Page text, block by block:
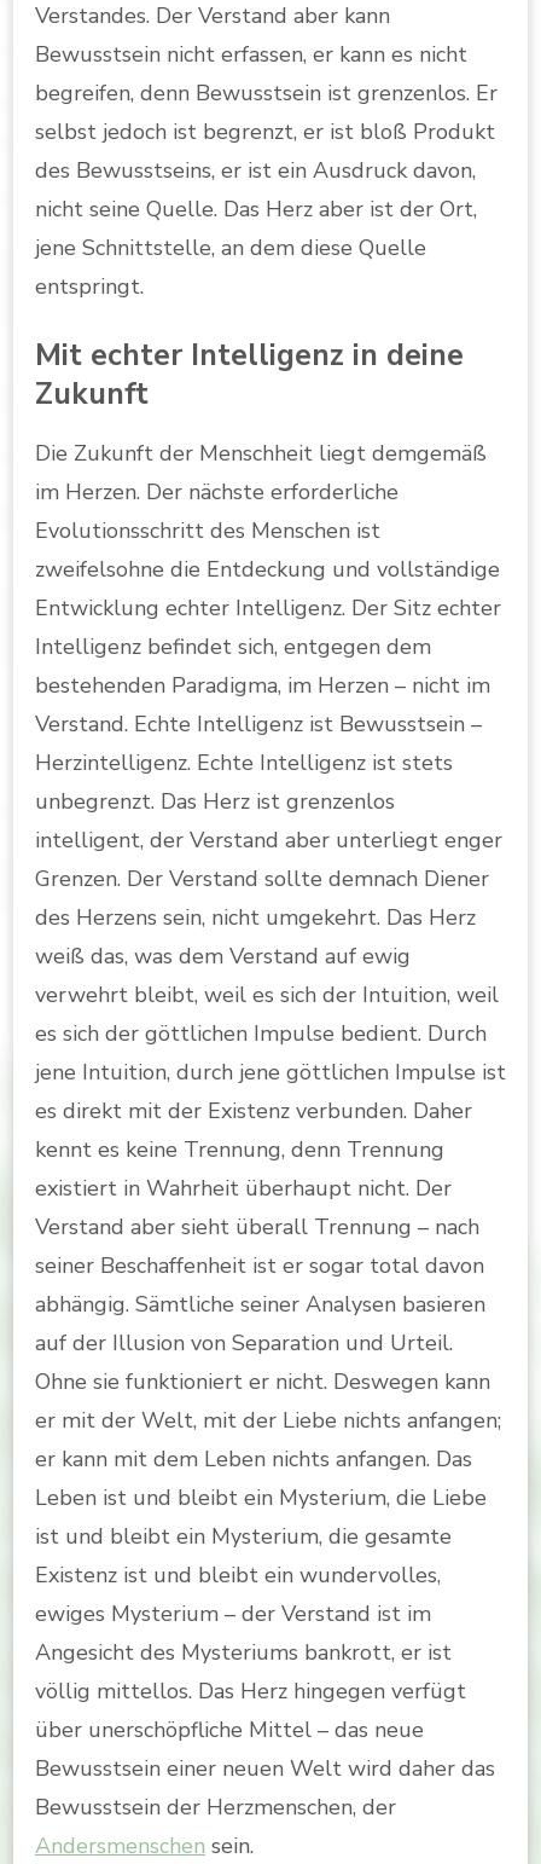
Verstandes. Der Verstand aber kann
Bewusstsein nicht erfassen, er kann es nicht
begreifen, denn Bewusstsein ist grenzenlos. Er
selbst jedoch ist begrenzt, er ist bloß Produkt
des Bewusstseins, er ist ein Ausdruck davon,
nicht seine Quelle. Das Herz aber ist der Ort,
jene Schnittstelle, an dem diese Quelle
entspringt.
Mit echter Intelligenz in deine
Zukunft
Die Zukunft der Menschheit liegt demgemäß
im Herzen. Der nächste erforderliche
Evolutionsschritt des Menschen ist
zweifelsohne die Entdeckung und vollständige
Entwicklung echter Intelligenz. Der Sitz echter
Intelligenz befindet sich, entgegen dem
bestehenden Paradigma, im Herzen – nicht im
Verstand. Echte Intelligenz ist Bewusstsein –
Herzintelligenz. Echte Intelligenz ist stets
unbegrenzt. Das Herz ist grenzenlos
intelligent, der Verstand aber unterliegt enger
Grenzen. Der Verstand sollte demnach Diener
des Herzens sein, nicht umgekehrt. Das Herz
weiß das, was dem Verstand auf ewig
verwehrt bleibt, weil es sich der Intuition, weil
es sich der göttlichen Impulse bedient. Durch
jene Intuition, durch jene göttlichen Impulse ist
es direkt mit der Existenz verbunden. Daher
kennt es keine Trennung, denn Trennung
existiert in Wahrheit überhaupt nicht. Der
Verstand aber sieht überall Trennung – nach
seiner Beschaffenheit ist er sogar total davon
abhängig. Sämtliche seiner Analysen basieren
auf der Illusion von Separation und Urteil.
Ohne sie funktioniert er nicht. Deswegen kann
er mit der Welt, mit der Liebe nichts anfangen;
er kann mit dem Leben nichts anfangen. Das
Leben ist und bleibt ein Mysterium, die Liebe
ist und bleibt ein Mysterium, die gesamte
Existenz ist und bleibt ein wundervolles,
ewiges Mysterium – der Verstand ist im
Angesicht des Mysteriums bankrott, er ist
völlig mittellos. Das Herz hingegen verfügt
über unerschöpfliche Mittel – das neue
Bewusstsein einer neuen Welt wird daher das
Bewusstsein der Herzmenschen, der
Andersmenschen sein.